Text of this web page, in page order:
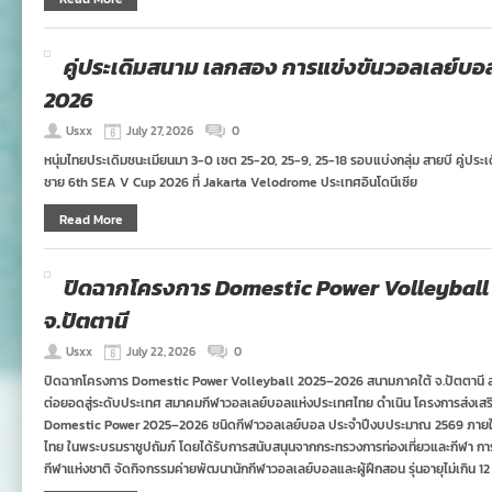
คู่ประเดิมสนาม เลกสอง การแข่งขันวอลเลย์บ
2026
Usxx July 27, 2026 0
หนุ่มไทยประเดิมชนะเมียนมา 3-0 เซต 25-20, 25-9, 25-18 รอบแบ่งกลุ่ม สายบี คู่ประ
ชาย 6th SEA V Cup 2026 ที่ Jakarta Velodrome ประเทศอินโดนีเซีย
Read More
ปิดฉากโครงการ Domestic Power
จ.ปัตตานี
Usxx July 22, 2026 0
ปิดฉากโครงการ Domestic Power Volleyball 2025–2026 สนามภาคใต้ จ.ปัตต
ต่อยอดสู่ระดับประเทศ สมาคมกีฬาวอลเลย์บอลแห่งประเทศไทย ดำเนิน โครงการส่ง
Domestic Power 2025–2026 ชนิดกีฬาวอลเลย์บอล ประจำปีงบประมาณ 2569 ภา
ไทย ในพระบรมราชูปถัมภ์ โดยได้รับการสนับสนุนจากกระทรวงการท่องเที่ยวและกีฬา
กีฬาแห่งชาติ จัดกิจกรรมค่ายพัฒนานักกีฬาวอลเลย์บอลและผู้ฝึกสอน รุ่นอายุไม่เกิน 12